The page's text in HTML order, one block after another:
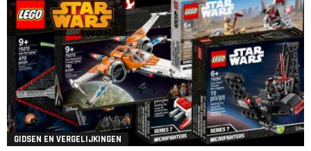
GIDSEN EN VERGELIJKINGEN